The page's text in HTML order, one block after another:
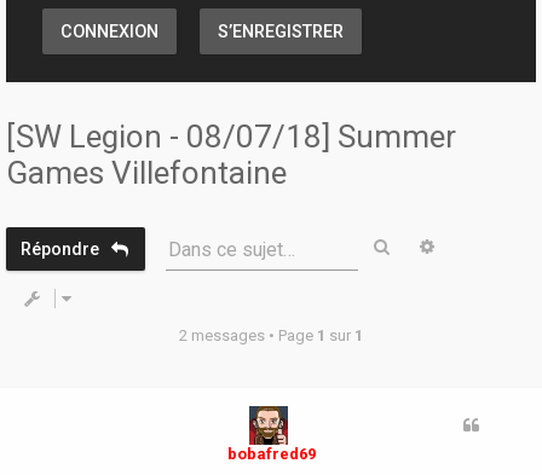
CONNEXION S’ENREGISTRER
[SW Legion - 08/07/18] Summer
Games Villefontaine
Répondre Dans ce sujet… Rechercher
2 messages • Page 1 sur 1
bobafred69